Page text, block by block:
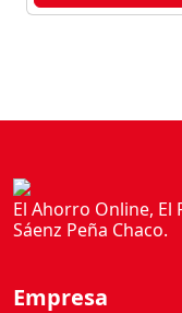
El Ahorro Online,
Sáenz Peña Chaco.
Empresa